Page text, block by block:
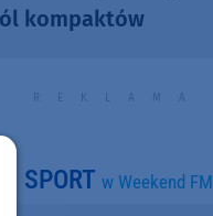
kompaktów
SPORT w Weekend FM